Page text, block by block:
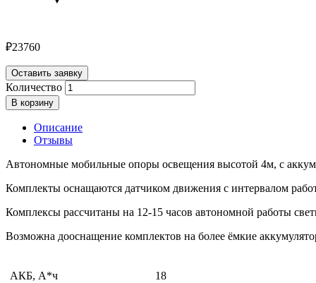
₽23760
Оставить заявку
Количество
В корзину
Описание
Отзывы
Автономные мобильные опоры освещения высотой 4м, с
Комплекты оснащаются датчиком движения с интервалом
Комплексы рассчитаны на 12-15 часов автономной работы
Возможна дооснащение комплектов на более ёмкие
АКБ, А*ч 18